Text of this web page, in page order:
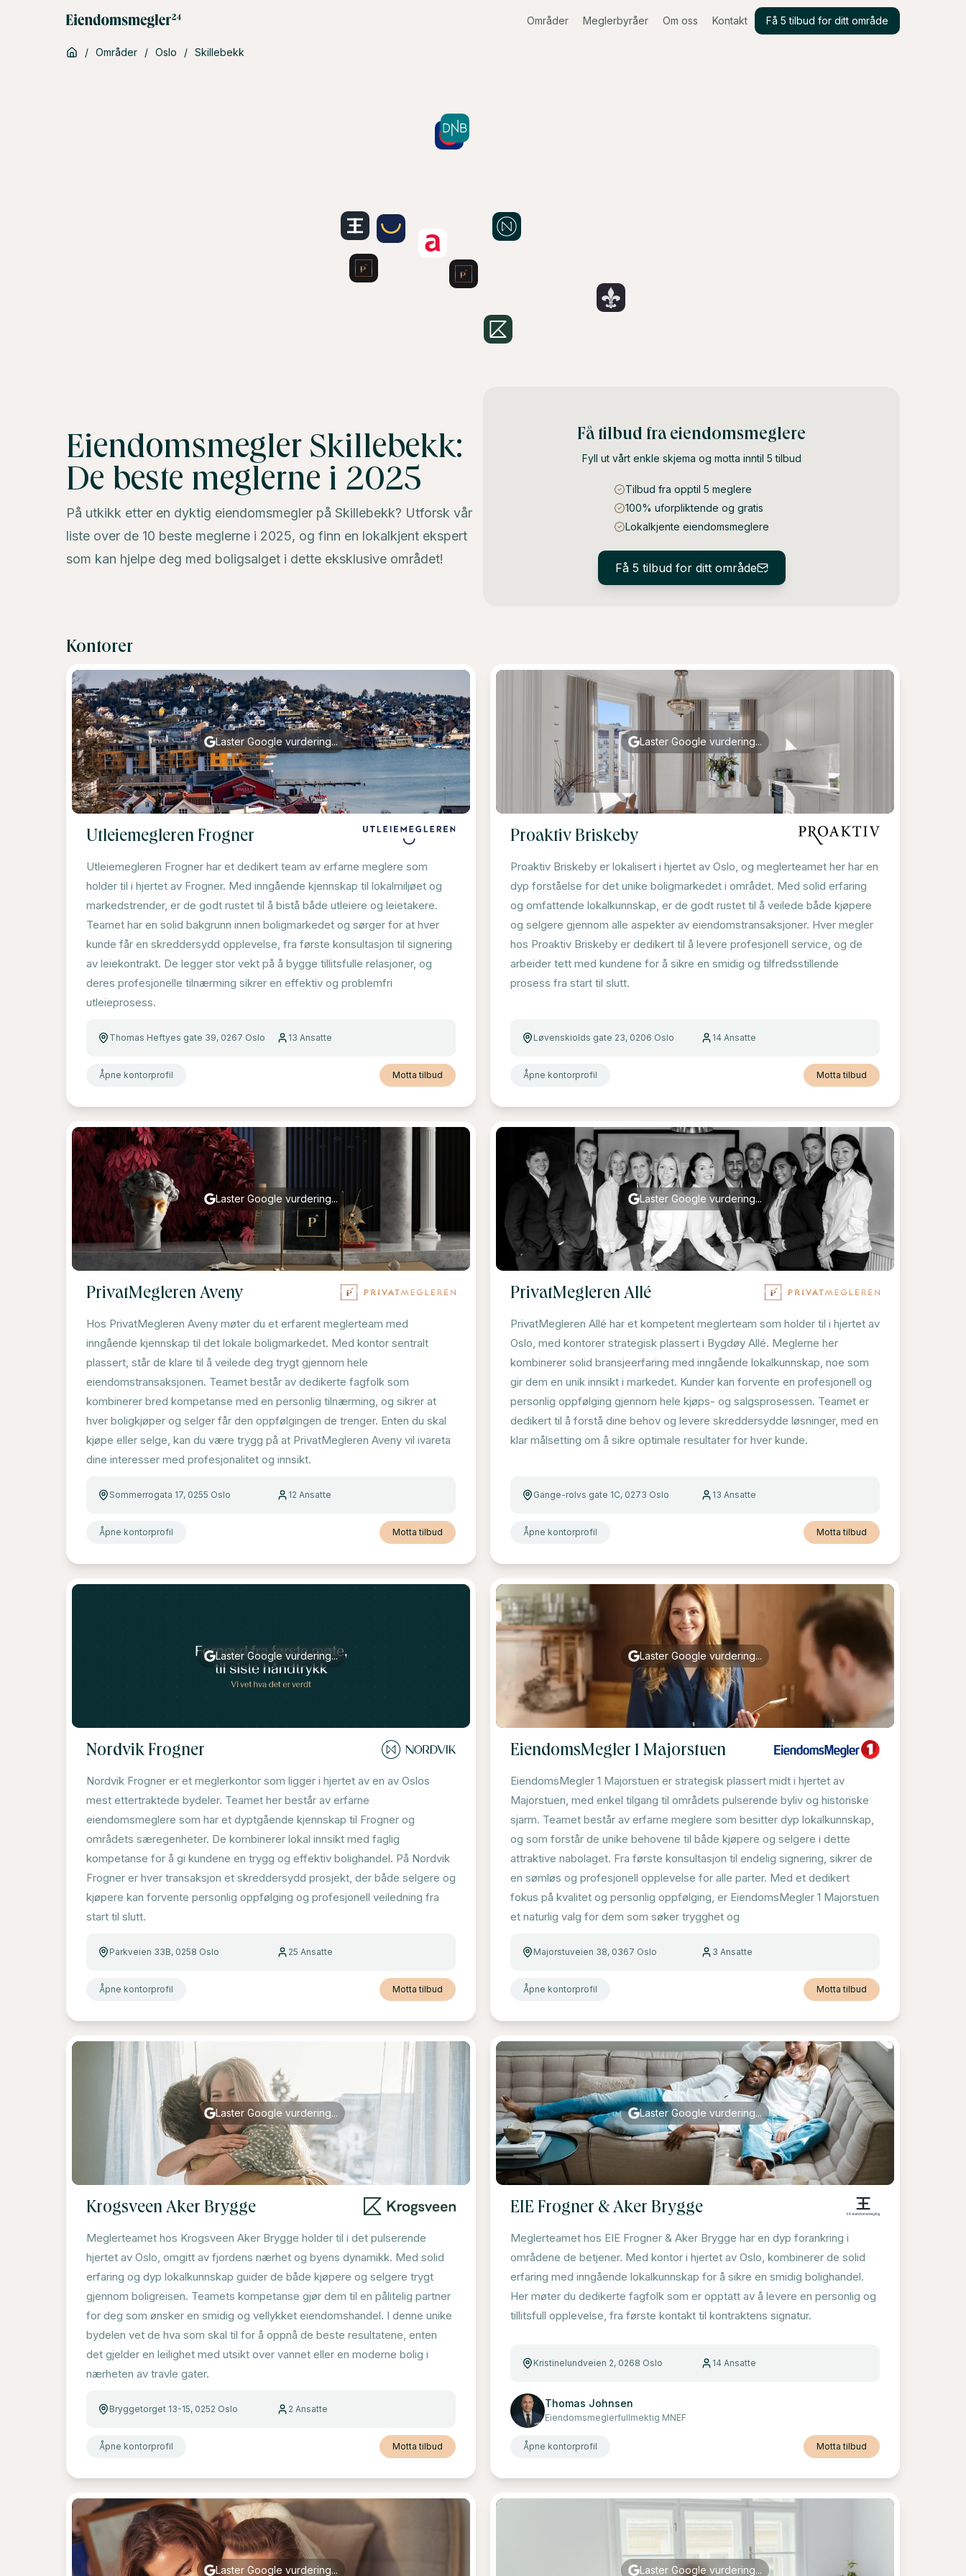
Områder Meglerbyråer Om oss Kontakt Få 5 tilbud for ditt område
/ Områder / Oslo / Skillebekk
Eiendomsmegler Skillebekk:
De beste meglerne i 2025
På utkikk etter en dyktig eiendomsmegler på Skillebekk? Utforsk vår
liste over de 10 beste meglerne i 2025, og finn en lokalkjent ekspert
som kan hjelpe deg med boligsalget i dette eksklusive området!
Få tilbud fra eiendomsmeglere
Fyll ut vårt enkle skjema og motta inntil 5 tilbud
Tilbud fra opptil 5 meglere
100% uforpliktende og gratis
Lokalkjente eiendomsmeglere
Få 5 tilbud for ditt område
Kontorer
Laster Google vurdering...
Utleiemegleren Frogner
Utleiemegleren Frogner har et dedikert team av erfarne meglere som
holder til i hjertet av Frogner. Med inngående kjennskap til lokalmiljøet og
markedstrender, er de godt rustet til å bistå både utleiere og leietakere.
Teamet har en solid bakgrunn innen boligmarkedet og sørger for at hver
kunde får en skreddersydd opplevelse, fra første konsultasjon til signering
av leiekontrakt. De legger stor vekt på å bygge tillitsfulle relasjoner, og
deres profesjonelle tilnærming sikrer en effektiv og problemfri
utleieprosess.
Thomas Heftyes gate 39, 0267 Oslo 13 Ansatte
Åpne kontorprofil Motta tilbud
Laster Google vurdering...
Proaktiv Briskeby
Proaktiv Briskeby er lokalisert i hjertet av Oslo, og meglerteamet her har en
dyp forståelse for det unike boligmarkedet i området. Med solid erfaring
og omfattende lokalkunnskap, er de godt rustet til å veilede både kjøpere
og selgere gjennom alle aspekter av eiendomstransaksjoner. Hver megler
hos Proaktiv Briskeby er dedikert til å levere profesjonell service, og de
arbeider tett med kundene for å sikre en smidig og tilfredsstillende
prosess fra start til slutt.
Løvenskiolds gate 23, 0206 Oslo 14 Ansatte
Åpne kontorprofil Motta tilbud
Laster Google vurdering...
PrivatMegleren Aveny
Hos PrivatMegleren Aveny møter du et erfarent meglerteam med
inngående kjennskap til det lokale boligmarkedet. Med kontor sentralt
plassert, står de klare til å veilede deg trygt gjennom hele
eiendomstransaksjonen. Teamet består av dedikerte fagfolk som
kombinerer bred kompetanse med en personlig tilnærming, og sikrer at
hver boligkjøper og selger får den oppfølgingen de trenger. Enten du skal
kjøpe eller selge, kan du være trygg på at PrivatMegleren Aveny vil ivareta
dine interesser med profesjonalitet og innsikt.
Sommerrogata 17, 0255 Oslo 12 Ansatte
Åpne kontorprofil Motta tilbud
Laster Google vurdering...
PrivatMegleren Allé
PrivatMegleren Allé har et kompetent meglerteam som holder til i hjertet av
Oslo, med kontorer strategisk plassert i Bygdøy Allé. Meglerne her
kombinerer solid bransjeerfaring med inngående lokalkunnskap, noe som
gir dem en unik innsikt i markedet. Kunder kan forvente en profesjonell og
personlig oppfølging gjennom hele kjøps- og salgsprosessen. Teamet er
dedikert til å forstå dine behov og levere skreddersydde løsninger, med en
klar målsetting om å sikre optimale resultater for hver kunde.
Gange-rolvs gate 1C, 0273 Oslo 13 Ansatte
Åpne kontorprofil Motta tilbud
Laster Google vurdering...
Nordvik Frogner
Nordvik Frogner er et meglerkontor som ligger i hjertet av en av Oslos
mest ettertraktede bydeler. Teamet her består av erfarne
eiendomsmeglere som har et dyptgående kjennskap til Frogner og
områdets særegenheter. De kombinerer lokal innsikt med faglig
kompetanse for å gi kundene en trygg og effektiv bolighandel. På Nordvik
Frogner er hver transaksjon et skreddersydd prosjekt, der både selgere og
kjøpere kan forvente personlig oppfølging og profesjonell veiledning fra
start til slutt.
Parkveien 33B, 0258 Oslo 25 Ansatte
Åpne kontorprofil Motta tilbud
Laster Google vurdering...
EiendomsMegler 1 Majorstuen
EiendomsMegler 1 Majorstuen er strategisk plassert midt i hjertet av
Majorstuen, med enkel tilgang til områdets pulserende byliv og historiske
sjarm. Teamet består av erfarne meglere som besitter dyp lokalkunnskap,
og som forstår de unike behovene til både kjøpere og selgere i dette
attraktive nabolaget. Fra første konsultasjon til endelig signering, sikrer de
en sømløs og profesjonell opplevelse for alle parter. Med et dedikert
fokus på kvalitet og personlig oppfølging, er EiendomsMegler 1 Majorstuen
et naturlig valg for dem som søker trygghet og
Majorstuveien 38, 0367 Oslo 3 Ansatte
Åpne kontorprofil Motta tilbud
Laster Google vurdering...
Krogsveen Aker Brygge
Meglerteamet hos Krogsveen Aker Brygge holder til i det pulserende
hjertet av Oslo, omgitt av fjordens nærhet og byens dynamikk. Med solid
erfaring og dyp lokalkunnskap guider de både kjøpere og selgere trygt
gjennom boligreisen. Teamets kompetanse gjør dem til en pålitelig partner
for deg som ønsker en smidig og vellykket eiendomshandel. I denne unike
bydelen vet de hva som skal til for å oppnå de beste resultatene, enten
det gjelder en leilighet med utsikt over vannet eller en moderne bolig i
nærheten av travle gater.
Bryggetorget 13-15, 0252 Oslo 2 Ansatte
Åpne kontorprofil Motta tilbud
Laster Google vurdering...
EIE Frogner & Aker Brygge
Meglerteamet hos EIE Frogner & Aker Brygge har en dyp forankring i
områdene de betjener. Med kontor i hjertet av Oslo, kombinerer de solid
erfaring med inngående lokalkunnskap for å sikre en smidig bolighandel.
Her møter du dedikerte fagfolk som er opptatt av å levere en personlig og
tillitsfull opplevelse, fra første kontakt til kontraktens signatur.
Kristinelundveien 2, 0268 Oslo 14 Ansatte
Thomas Johnsen
Eiendomsmeglerfullmektig MNEF
Åpne kontorprofil Motta tilbud
Laster Google vurdering... Laster Google vurdering...